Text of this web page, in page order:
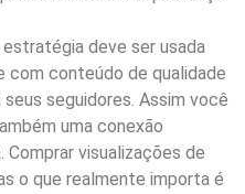
deve ser usada
com conteúdo de qualidade
seguidores. Assim você
uma conexão
Comprar visualizações de
o que realmente importa é